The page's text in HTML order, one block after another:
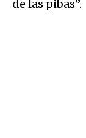
de las pibas”.